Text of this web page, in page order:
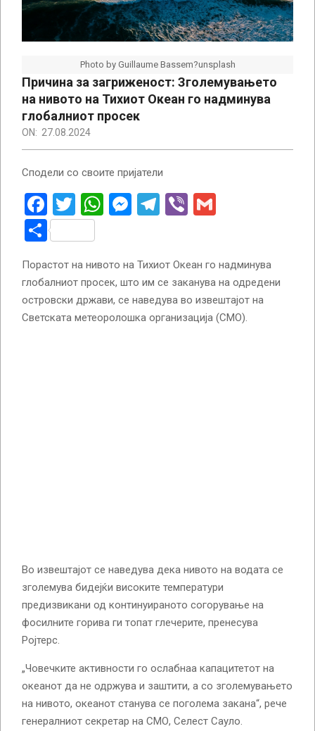
Photo by Guillaume Bassem?unsplash
Причина за загриженост: Зголемувањето
на нивото на Тихиот Океан го надминува
глобалниот просек
ON: 27.08.2024
Сподели со своите пријатели
Facebook
Twitter
WhatsApp
Messenger
Telegram
Viber
Share
Порастот на нивото на Тихиот Океан го надминува
глобалниот просек, што им се заканува на одредени
островски држави, се наведува во извештајот на
Светската метеоролошка организација (СМО).
Во извештајот се наведува дека нивото на водата се
зголемува бидејќи високите температури
предизвикани од континуираното согорување на
фосилните горива ги топат глечерите, пренесува
Ројтерс.
„Човечките активности го ослабнаа капацитетот на
океанот да не одржува и заштити, а со зголемувањето
на нивото, океанот станува се поголема закана“, рече
генералниот секретар на СМО, Селест Сауло.